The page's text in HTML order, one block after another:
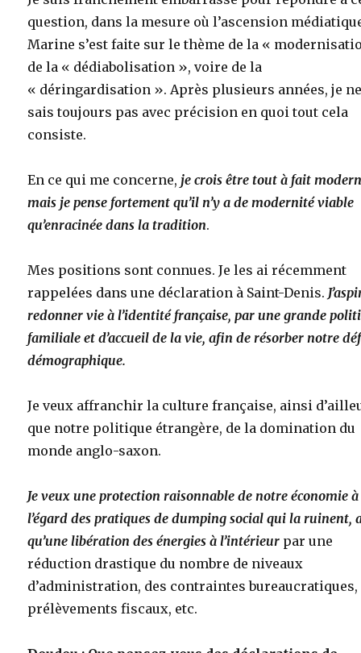
question, dans la mesure où l’ascension
Marine s’est faite sur le thème de la «
de la « dédiabolisation », voire de la
« déringardisation ». Après plusieurs années, je
sais toujours pas avec précision en quoi tout cela
consiste.
En ce qui me concerne, je crois être tout à fait
mais je pense fortement qu’il n’y a de modernité viable
qu’enracinée dans la tradition.
Mes positions sont connues. Je les ai récemment
rappelées dans une déclaration à Saint-Denis.
redonner vie à l’identité française, par une grande
familiale et d’accueil de la vie, afin de résorber notre
démographique.
Je veux affranchir la culture française, ainsi
que notre politique étrangère, de la domination du
monde anglo-saxon.
Je veux une protection raisonnable de notre économie à
l’égard des pratiques de dumping social qui la ruinent,
qu’une libération des énergies à l’intérieur par une
réduction drastique du nombre de niveaux
d’administration, des contraintes bureaucratiques,
prélèvements fiscaux, etc.